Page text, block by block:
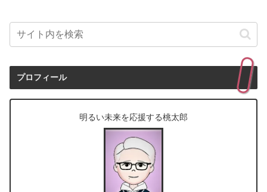
プロフィール
明るい未来を応援する桃太郎